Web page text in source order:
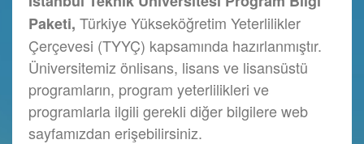
Paketi, Türkiye Yükseköğretim Yeterlilikler
Çerçevesi (TYYÇ) kapsamında hazırlanmıştır.
Üniversitemiz önlisans, lisans ve lisansüstü
programların, program yeterlilikleri ve
programlarla ilgili gerekli diğer bilgilere web
sayfamızdan erişebilirsiniz.
İstanbul
Teknik
Paketi,
Paketi,
Paketi,
Paketi,
Paketi,
Paketi,
Paketi,
Paketi,
Paketi,
Paketi,